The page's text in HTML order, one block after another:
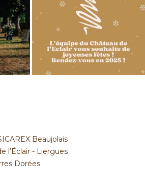
Beaujolais
l’Éclair - Liergues
Dorées